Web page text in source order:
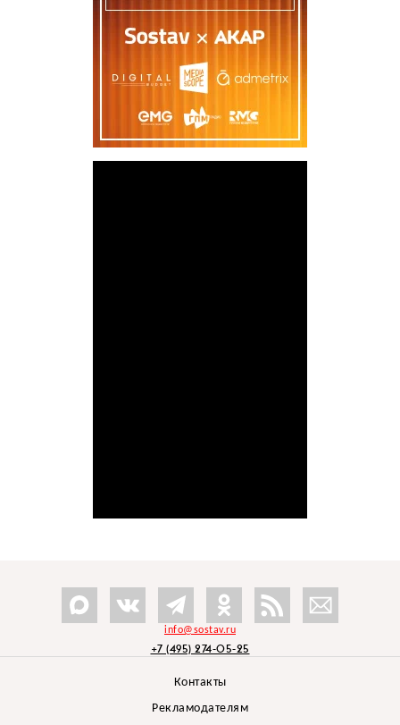
info@sostav.ru
+7 (495) 274-05-25
Контакты
Рекламодателям